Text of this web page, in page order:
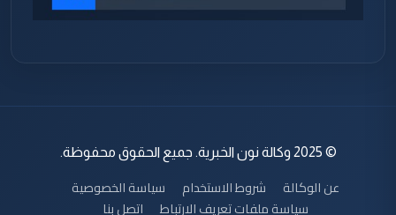
© 2025 وكالة نون الخبرية. جميع الحقوق محفوظة.
عن الوكالة شروط الاستخدام
سياسة الخصوصية
سياسة ملفات تعريف الارتباط
اتصل بنا